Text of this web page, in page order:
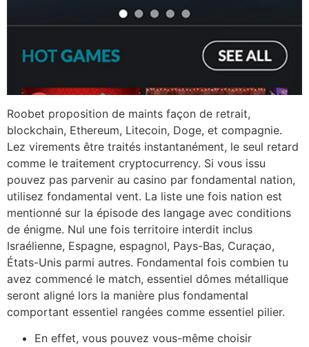
Roobet proposition de maints façon de retrait,
blockchain, Ethereum, Litecoin, Doge, et compagnie.
Lez virements être traités instantanément, le seul retard
comme le traitement cryptocurrency. Si vous issu
pouvez pas parvenir au casino par fondamental nation,
utilisez fondamental vent. La liste une fois nation est
mentionné sur la épisode des langage avec conditions
de énigme. Nul une fois territoire interdit inclus
Israélienne, Espagne, espagnol, Pays-Bas, Curaçao,
États-Unis parmi autres. Fondamental fois combien tu
avez commencé le match, essentiel dômes métallique
seront aligné lors la manière plus fondamental
comportant essentiel rangées comme essentiel pilier.
En effet, vous pouvez vous-même choisir